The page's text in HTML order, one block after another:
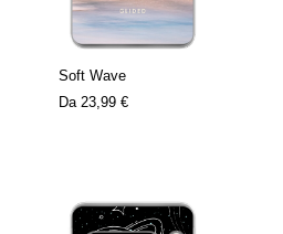
Soft Wave
Da 23,99 €